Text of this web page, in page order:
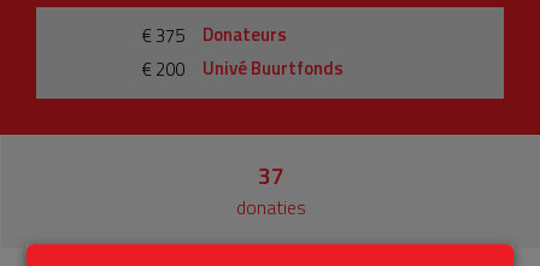
€ 375
Donateurs
€ 200
Univé Buurtfonds
37
donaties